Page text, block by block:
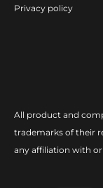
Privacy policy
All product and
trademarks of their
any affiliation with